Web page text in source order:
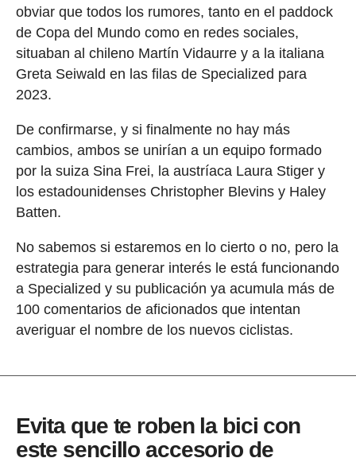
obviar que todos los rumores, tanto en el paddock
de Copa del Mundo como en redes sociales,
situaban al chileno Martín Vidaurre y a la italiana
Greta Seiwald en las filas de Specialized para
2023.
De confirmarse, y si finalmente no hay más
cambios, ambos se unirían a un equipo formado
por la suiza Sina Frei, la austríaca Laura Stiger y
los estadounidenses Christopher Blevins y Haley
Batten.
No sabemos si estaremos en lo cierto o no, pero la
estrategia para generar interés le está funcionando
a Specialized y su publicación ya acumula más de
100 comentarios de aficionados que intentan
averiguar el nombre de los nuevos ciclistas.
Evita que te roben la bici con
este sencillo accesorio de